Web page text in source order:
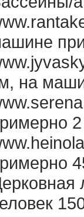
на